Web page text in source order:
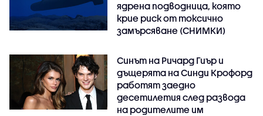
ядрена подводница, която
крие риск от токсично
замърсяване (СНИМКИ)
Синът на Ричард Гиър и
дъщерята на Синди Крофорд
работят заедно
десетилетия след развода
на родителите им